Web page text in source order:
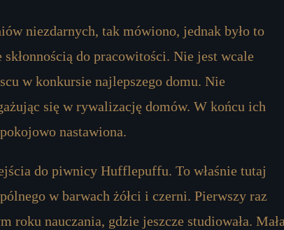
niezdarnych, tak mówiono, jednak było to
do pracowitości. Nie jest wcale
w konkursie najlepszego domu. Nie
się w rywalizację domów. W końcu ich
nastawiona.
do piwnicy Hufflepuffu. To właśnie tutaj
w barwach żółci i czerni. Pierwszy raz
roku nauczania, gdzie jeszcze studiowała.